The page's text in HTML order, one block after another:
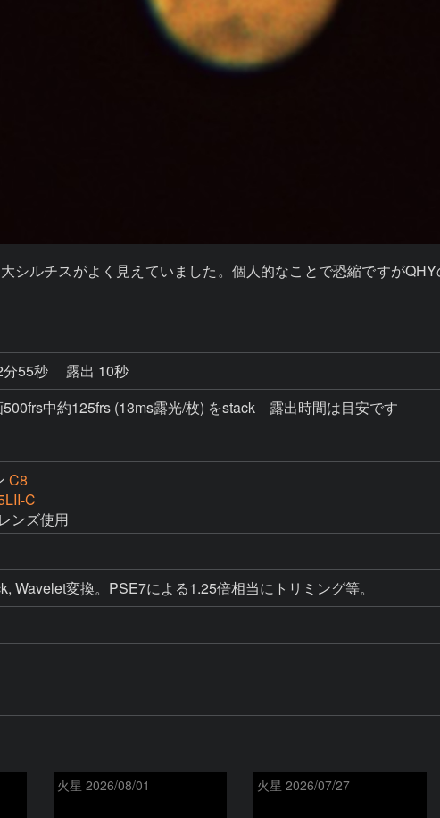
シルチスがよく見えていました。個人的なことで恐縮ですが
55秒
露出 10秒
中約125frs (13ms露光/枚) をstack 露出時間は目安です
C8
C
ンズ使用
Wavelet変換。PSE7による1.25倍相当にトリミング等。
火星 2026/08/01 火星 2026/07/27